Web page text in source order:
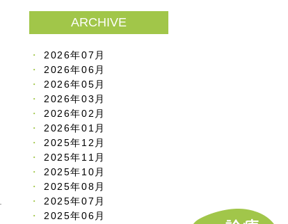
ARCHIVE
2026年07月
2026年06月
2026年05月
2026年03月
2026年02月
2026年01月
2025年12月
2025年11月
2025年10月
2025年08月
2025年07月
2025年06月